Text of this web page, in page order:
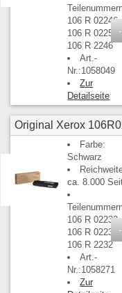
106 R 02246,
106 R 02250,
106 R 2246
Art.-
Nr.:1058049
Zur
Detailseite
-
Original Xerox
Farbe:
Schwarz
ca. 8.000
106 R 02232,
106 R 02236,
106 R 2232
Art.-
Nr.:1058271
Zur
-